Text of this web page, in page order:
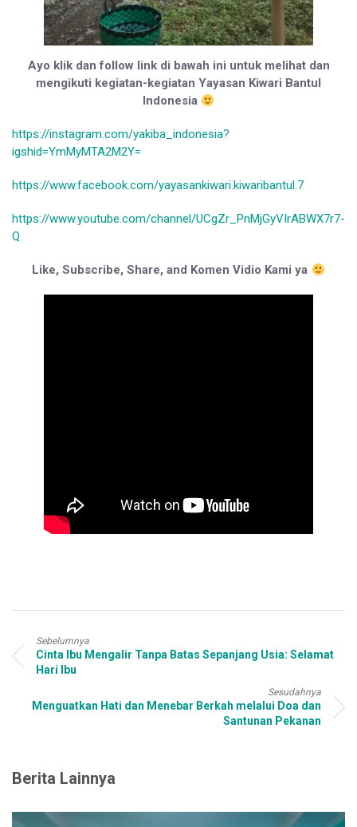
Ayo klik dan follow link di bawah ini untuk melihat dan
mengikuti kegiatan-kegiatan Yayasan Kiwari Bantul
Indonesia
https://instagram.com/yakiba_indonesia?
igshid=YmMyMTA2M2Y=
https://www.facebook.com/yayasankiwari.kiwaribantul.7
https://www.youtube.com/channel/UCgZr_PnMjGyVIrABWX7r7-
Q
Like, Subscribe, Share, and Komen Vidio Kami ya
Sebelumnya
Cinta Ibu Mengalir Tanpa Batas Sepanjang Usia: Selamat
Hari Ibu
Sesudahnya
Menguatkan Hati dan Menebar Berkah melalui Doa dan
Santunan Pekanan
Berita Lainnya